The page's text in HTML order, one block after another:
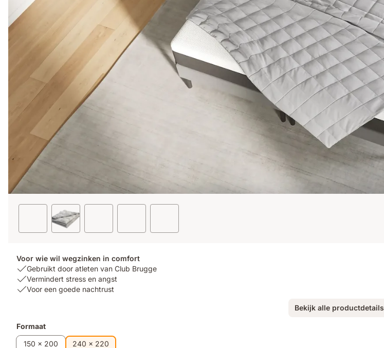
Voor wie wil wegzinken in comfort
USP
1:
Gebruikt
Club
Brugge
Gebruikt door atleten van Club Brugge
USP
2:
angst
Vermindert stress en angst
USP
goede
nachtrust
Voor een goede nachtrust
Bekijk alle productdetails
Extra
producten
Formaat
150 x 200
240 x 220